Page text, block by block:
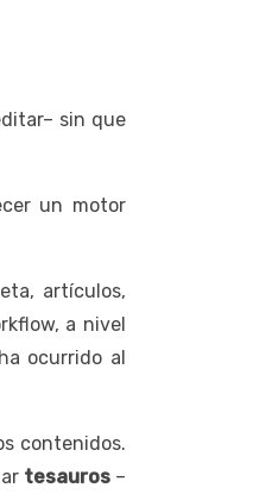
sin que
un motor
artículos,
a nivel
ocurrido al
contenidos.
tesauros–